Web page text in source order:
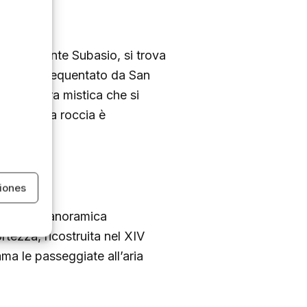
sul Monte Subasio, si trova
era frequentato da San
mistica che si
nella roccia è
vista panoramica
ricostruita nel XIV
le passeggiate all’aria